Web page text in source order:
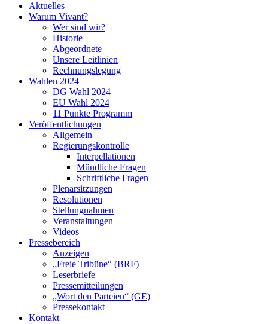
Aktuelles
Warum Vivant?
Wer sind wir?
Historie
Abgeordnete
Unsere Leitlinien
Rechnungslegung
Wahlen 2024
DG Wahl 2024
EU Wahl 2024
11 Punkte Programm
Veröffentlichungen
Allgemein
Regierungskontrolle
Interpellationen
Mündliche Fragen
Schriftliche Fragen
Plenarsitzungen
Resolutionen
Stellungnahmen
Veranstaltungen
Videos
Pressebereich
Anzeigen
„Freie Tribüne“ (BRF)
Leserbriefe
Pressemitteilungen
„Wort den Parteien“ (GE)
Pressekontakt
Kontakt